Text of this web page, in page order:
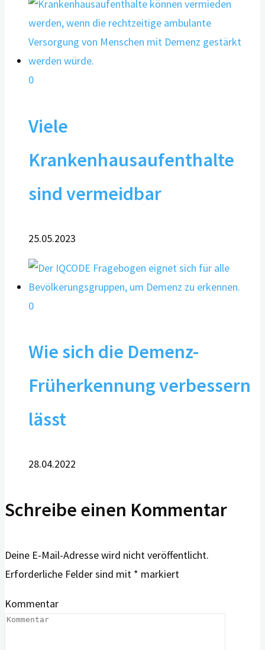
0
Viele
Krankenhausaufenthalte
sind vermeidbar
25.05.2023
0
Wie sich die Demenz-
Früherkennung verbessern
lässt
28.04.2022
Schreibe einen Kommentar
Deine E-Mail-Adresse wird nicht veröffentlicht.
Erforderliche Felder sind mit * markiert
Kommentar